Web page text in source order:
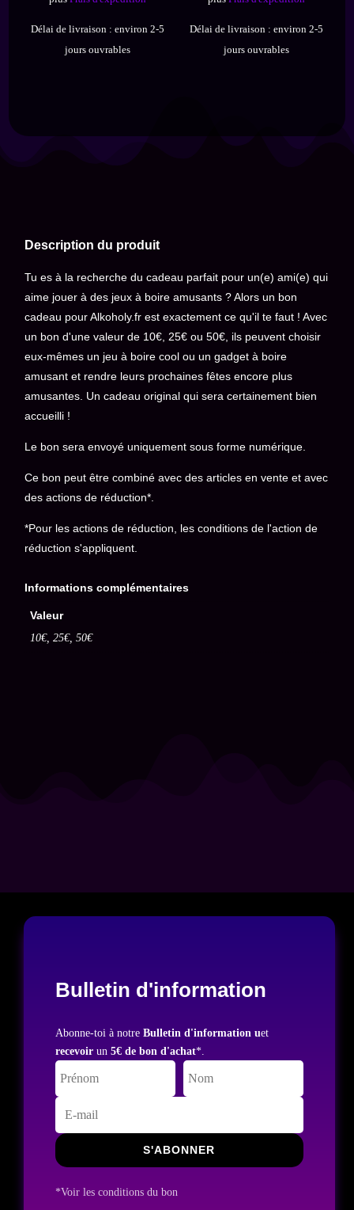
Délai de livraison :environ 2-5
jours ouvrables
Délai de livraison : environ 2-5
jours ouvrables
Description du produit
Tu es à la recherche du cadeau parfait pour un(e) ami(e) qui
aime jouer à des jeux à boire amusants ? Alors un bon
cadeau pour Alkoholy.fr est exactement ce qu'il te faut ! Avec
un bon d'une valeur de 10€, 25€ ou 50€, ils peuvent choisir
eux-mêmes un jeu à boire cool ou un gadget à boire
amusant et rendre leurs prochaines fêtes encore plus
amusantes. Un cadeau original qui sera certainement bien
accueilli !
Le bon sera envoyé uniquement sous forme numérique.
Ce bon peut être combiné avec des articles en vente et avec
des actions de réduction*.
*Pour les actions de réduction, les conditions de l'action de
réduction s'appliquent.
Informations complémentaires
Valeur
10€, 25€, 50€
Bulletin d'information
Abonne-toi à notre Bulletin d'information uet
recevoirun 5€ de bon d'achat*.
S'ABONNER
*Voir les conditions du bon